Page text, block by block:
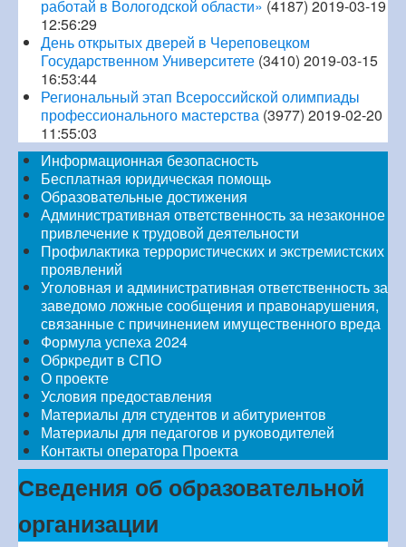
работай в Вологодской области» (4187) 2019-03-19
12:56:29
День открытых дверей в Череповецком
Государственном Университете (3410) 2019-03-15
16:53:44
Региональный этап Всероссийской олимпиады
профессионального мастерства (3977) 2019-02-20
11:55:03
Информационная безопасность
Бесплатная юридическая помощь
Образовательные достижения
Административная ответственность за незаконное
привлечение к трудовой деятельности
Профилактика террористических и экстремистских
проявлений
Уголовная и административная ответственность за
заведомо ложные сообщения и правонарушения,
связанные с причинением имущественного вреда
Формула успеха 2024
Обркредит в СПО
О проекте
Условия предоставления
Материалы для студентов и абитуриентов
Материалы для педагогов и руководителей
Контакты оператора Проекта
Сведения об образовательной
организации